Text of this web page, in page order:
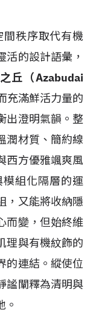
間秩序取代有機
活的設計語彙，
丘（Azabudai
充滿鮮活力量的
出澄明氣韻。整
潤材質、簡約線
西方優雅颯爽風
組化隔層的運
，又能將收納隱
而變，但始終維
理與有機紋飾的
的連結。縱使位
謐闡釋為清明與
。